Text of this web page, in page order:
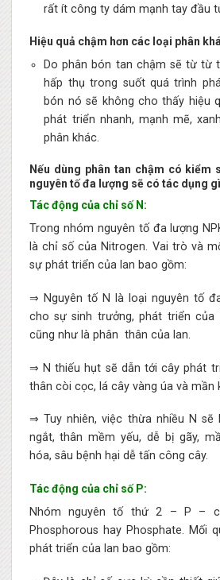
rất ít công ty dám mạnh tay đầu
Hiệu quả chậm hơn các loại phân
Do phân bón tan chậm sẽ từ từ
hấp thụ trong suốt quá trình
bón nó sẽ không cho thấy hiệu
phát triển nhanh, mạnh mẽ,
phân khác.
Nếu dùng phân tan chậm có kiểm
nguyên tố đa lượng sẽ có tác dụng
Tác động của chỉ số N:
Trong nhóm nguyên tố đa lượng
là chỉ số của Nitrogen. Vai trò và
sự phát triển của lan bao gồm:
⇒ Nguyên tố N là loại nguyên tố
cho sự sinh trưởng, phát triển
cũng như là phân thân của lan.
⇒ N thiếu hụt sẽ dẫn tới cây phát
thân còi cọc, lá cây vàng úa và mần
⇒ Tuy nhiên, việc thừa nhiều N sẽ
ngắt, thân mềm yếu, dễ bị gãy,
hóa, sâu bệnh hại dễ tấn công cây.
Tác động của chỉ số P:
Nhóm nguyên tố thứ 2 – P –
Phosphorous hay Phosphate. Mối
phát triển của lan bao gồm: